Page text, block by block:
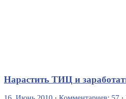
Нарастить ТИЦ и